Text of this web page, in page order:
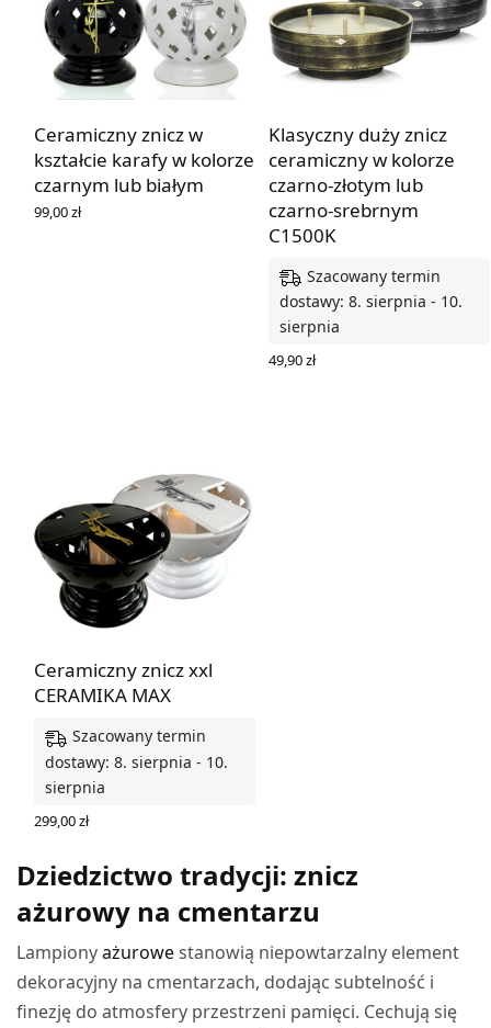
Ceramiczny znicz w
kształcie karafy w kolorze
czarnym lub białym
99,00zł
Klasyczny duży znicz
ceramiczny w kolorze
czarno-złotym lub
czarno-srebrnym
C1500K
Szacowany termin
dostawy: 8. sierpnia - 10.
sierpnia
49,90zł
Ceramiczny znicz xxl
CERAMIKA MAX
Szacowany termin
dostawy: 8. sierpnia - 10.
sierpnia
299,00zł
Dziedzictwo tradycji: znicz
ażurowy na cmentarzu
Lampionyażurowestanowią niepowtarzalny element
dekoracyjny na cmentarzach, dodając subtelność i
finezję do atmosfery przestrzeni pamięci. Cechują się